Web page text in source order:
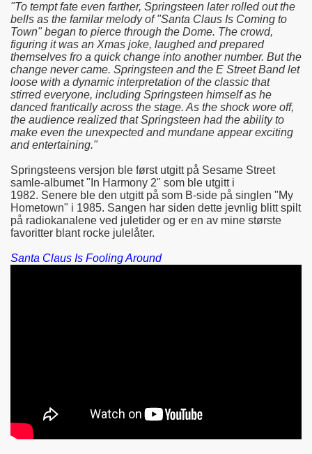
"To tempt fate even farther, Springsteen later rolled out the
bells as the familar melody of "Santa Claus Is Coming to
Town" began to pierce through the Dome. The crowd,
figuring it was an Xmas joke, laughed and prepared
themselves fro a quick change into another number. But the
change never came. Springsteen and the E Street Band let
loose with a dynamic interpretation of the classic that
stirred everyone, including Springsteen himself as he
danced frantically across the stage. As the shock wore off,
the audience realized that Springsteen had the ability to
make even the unexpected and mundane appear exciting
and entertaining."
Springsteens versjon ble først utgitt på Sesame Street
samle-albumet "In Harmony 2" som ble utgitt i
1982. Senere ble den utgitt på som B-side på singlen "My
Hometown" i 1985. Sangen har siden dette jevnlig blitt spilt
på radiokanalene ved juletider og er en av mine største
favoritter blant rocke julelåter.
Santa Claus Is Fooling Around